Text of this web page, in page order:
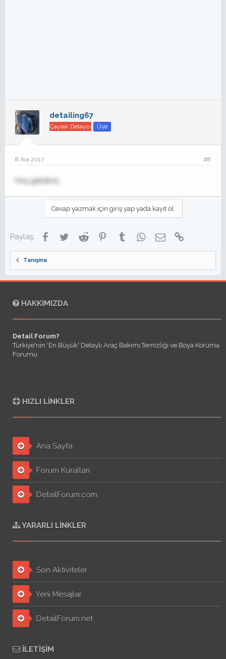
detailing67
Çaylak Detaycı Üye
8 Ara 2017 #8
Hoş geldiniz..
Cevap yazmak için giriş yap yada kayıt ol.
Paylaş: Facebook
TwitterReddit PinterestTumblrWhatsApp
E-posta
Tanışma
HAKKIMIZDA
Detail Forum?
Türkiye'nin 'En Büyük' Detaylı Araç Bakımı,Temizliği ve Boya Koruma
Forumu
HIZLI LINKLER
Ana Sayfa
Forum Kuralları
DetailForum.com
YARARLI LINKLER
Son Aktiviteler
Yeni Mesajlar
DetailForum.net
İLETIŞIM